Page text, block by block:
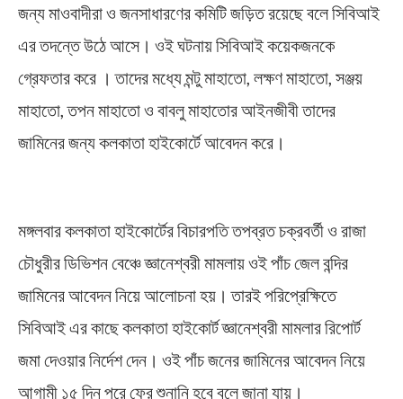
জন্য মাওবাদীরা ও জনসাধারণের কমিটি জড়িত রয়েছে বলে সিবিআই
এর তদন্তে উঠে আসে। ওই ঘটনায় সিবিআই কয়েকজনকে
গ্রেফতার করে । তাদের মধ্যে মন্টু মাহাতো, লক্ষণ মাহাতো, সঞ্জয়
মাহাতো, তপন মাহাতো ও বাবলু মাহাতোর আইনজীবী তাদের
জামিনের জন্য কলকাতা হাইকোর্টে আবেদন করে।
মঙ্গলবার কলকাতা হাইকোর্টের বিচারপতি তপব্রত চক্রবর্তী ও রাজা
চৌধুরীর ডিভিশন বেঞ্চে জ্ঞানেশ্বরী মামলায় ওই পাঁচ জেল বন্দির
জামিনের আবেদন নিয়ে আলোচনা হয়। তারই পরিপ্রেক্ষিতে
সিবিআই এর কাছে কলকাতা হাইকোর্ট জ্ঞানেশ্বরী মামলার রিপোর্ট
জমা দেওয়ার নির্দেশ দেন। ওই পাঁচ জনের জামিনের আবেদন নিয়ে
আগামী ১৫ দিন পরে ফের শুনানি হবে বলে জানা যায়।